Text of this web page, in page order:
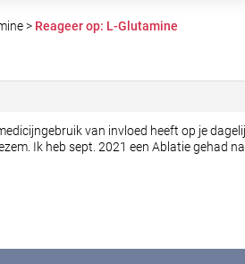
> Reageer op: L-Glutamine
van invloed heeft op je
Ik heb sept. 2021 een Ablatie gehad